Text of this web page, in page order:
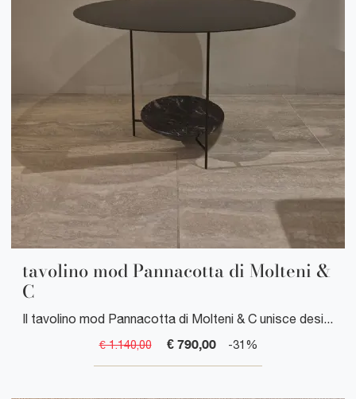
tavolino mod Pannacotta di Molteni &
C
Il tavolino mod Pannacotta di Molteni & C unisce design contemporaneo e materiali di pregio per aggiungere eleganza e funzionalità a ogni ambiente.
€ 1.140,00 € 790,00 -31%